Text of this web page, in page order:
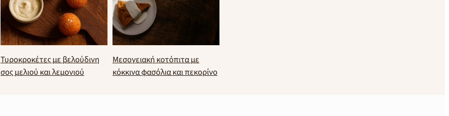
Τυροκροκέτες με βελούδινη
σος μελιού και λεμονιού
Μεσογειακή κοτόπιτα με
κόκκινα φασόλια και πεκορίνο